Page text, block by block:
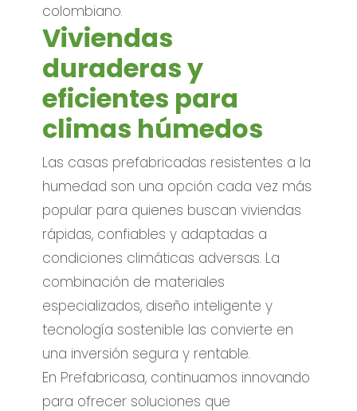
colombiano.
Viviendas
duraderas y
eficientes para
climas húmedos
Las casas prefabricadas resistentes a la
humedad son una opción cada vez más
popular para quienes buscan viviendas
rápidas, confiables y adaptadas a
condiciones climáticas adversas. La
combinación de materiales
especializados, diseño inteligente y
tecnología sostenible las convierte en
una inversión segura y rentable.
En Prefabricasa, continuamos innovando
para ofrecer soluciones que